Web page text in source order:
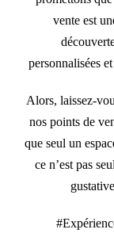
vente est
personnalisées
Alors, laissez-
nos points de
que seul un
ce n’est pas